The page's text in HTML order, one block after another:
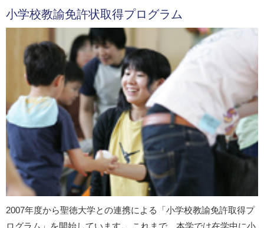
小学校教諭免許状取得プログラム
2007年度から聖徳大学との連携による「小学校教諭免許取得プ
ログラム」を開始しています。 これまで、本学では在学中に小